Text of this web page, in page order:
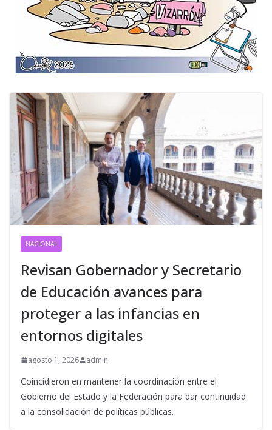
NACIONAL
Revisan Gobernador y Secretario
de Educación avances para
proteger a las infancias en
entornos digitales
agosto 1, 2026 admin
Coincidieron en mantener la coordinación entre el
Gobierno del Estado y la Federación para dar continuidad
a la consolidación de políticas públicas.